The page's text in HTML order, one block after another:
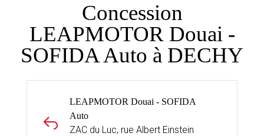
Concession
LEAPMOTOR Douai -
SOFIDA Auto à DECHY
LEAPMOTOR Douai - SOFIDA
Auto
ZAC du Luc, rue Albert Einstein